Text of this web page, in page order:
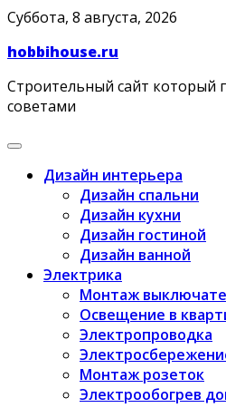
Skip
content
Суббота, 8 августа, 2026
hobbihouse.ru
Строительный сайт который
советами
Дизайн интерьера
Дизайн спальни
Дизайн кухни
Дизайн гостиной
Дизайн ванной
Электрика
Монтаж
Освещение в
Электропроводка
Монтаж розеток
Электрообогрев